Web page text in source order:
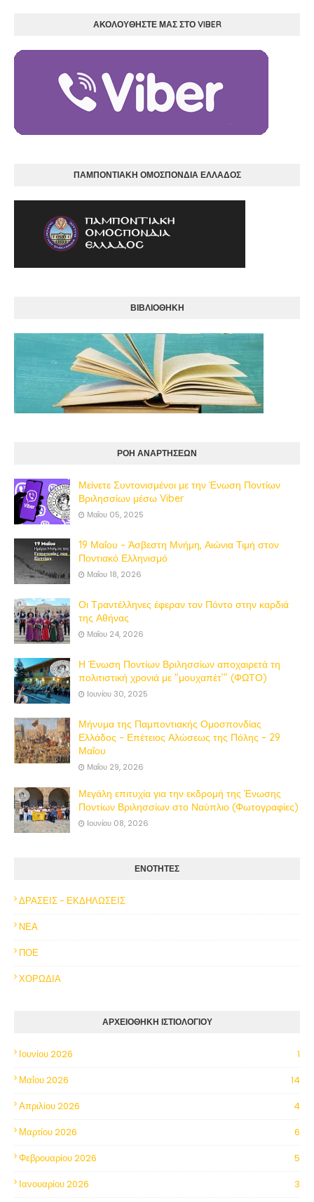
ΑΚΟΛΟΥΘΗΣΤΕ ΜΑΣ ΣΤΟ VIBER
ΠΑΜΠΟΝΤΙΑΚΗ ΟΜΟΣΠΟΝΔΙΑ ΕΛΛΑΔΟΣ
ΒΙΒΛΙΟΘΗΚΗ
ΡΟΗ ΑΝΑΡΤΗΣΕΩΝ
Μείνετε Συντονισμένοι με την Ένωση Ποντίων
Βριλησσίων μέσω Viber
Μαΐου 05, 2025
19 Μαΐου – Άσβεστη Μνήμη, Αιώνια Τιμή στον
Ποντιακό Ελληνισμό
Μαΐου 18, 2026
Οι Τραντέλληνες έφεραν τον Πόντο στην καρδιά
της Αθήνας
Μαΐου 24, 2026
Η Ένωση Ποντίων Βριλησσίων αποχαιρετά τη
πολιτιστική χρονιά με "μουχαπέτ’" (ΦΩΤΟ)
Ιουνίου 30, 2025
Μήνυμα της Παμποντιακής Ομοσπονδίας
Ελλάδος – Επέτειος Αλώσεως της Πόλης – 29
Μαΐου
Μαΐου 29, 2026
Μεγάλη επιτυχία για την εκδρομή της Ένωσης
Ποντίων Βριλησσίων στο Ναύπλιο (Φωτογραφίες)
Ιουνίου 08, 2026
ΕΝΟΤΗΤΕΣ
ΔΡΑΣΕΙΣ - ΕΚΔΗΛΩΣΕΙΣ
ΝΕΑ
ΠΟΕ
ΧΟΡΩΔΙΑ
ΑΡΧΕΙΟΘΗΚΗ ΙΣΤΙΟΛΟΓΙΟΥ
Ιουνίου 2026
1
Μαΐου 2026
14
Απριλίου 2026
4
Μαρτίου 2026
6
Φεβρουαρίου 2026
5
Ιανουαρίου 2026
3